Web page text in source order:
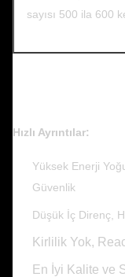
sayısı 500 ila 600
Hızlı Ayrıntılar:
Yüksek Enerji
Güvenlik
Düşük İç Direnç,
Kirlilik Yok,
En İyi Kalite ve